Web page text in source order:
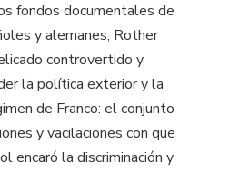
fondos documentales de
y alemanes, Rother
controvertido y
la política exterior y la
de Franco: el conjunto
y vacilaciones con que
encaró la discriminación y